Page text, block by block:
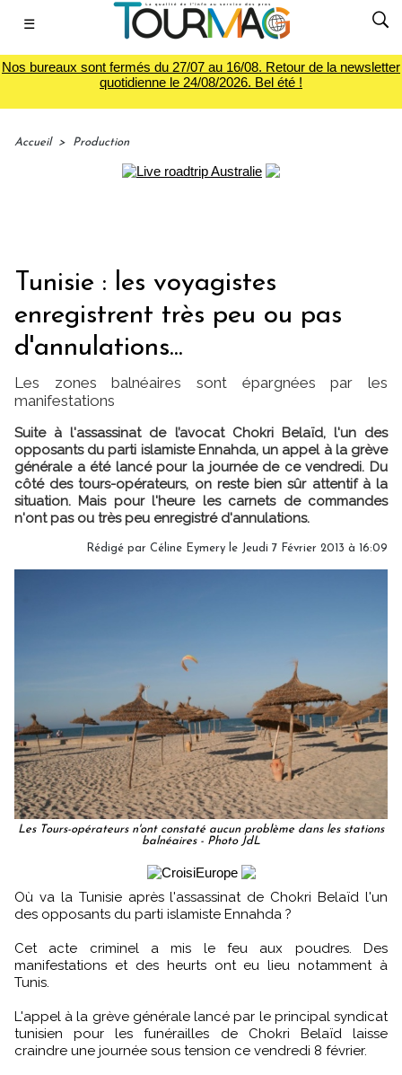
☰
Nos bureaux sont fermés du 27/07 au 16/08. Retour de la newsletter
quotidienne le 24/08/2026. Bel été !
Accueil > Production
Tunisie : les voyagistes
enregistrent très peu ou pas
d'annulations...
Les zones balnéaires sont épargnées par les
manifestations
Suite à l'assassinat de l’avocat Chokri Belaïd, l'un des
opposants du parti islamiste Ennahda, un appel à la grève
générale a été lancé pour la journée de ce vendredi. Du
côté des tours-opérateurs, on reste bien sûr attentif à la
situation. Mais pour l'heure les carnets de commandes
n'ont pas ou très peu enregistré d'annulations.
Rédigé par Céline Eymery le Jeudi 7 Février 2013 à 16:09
Les Tours-opérateurs n'ont constaté aucun problème dans les stations
balnéaires - Photo JdL
Où va la Tunisie après l'assassinat de Chokri Belaïd l'un
des opposants du parti islamiste Ennahda ?
Cet acte criminel a mis le feu aux poudres. Des
manifestations et des heurts ont eu lieu notamment à
Tunis.
L'appel à la grève générale lancé par le principal syndicat
tunisien pour les funérailles de Chokri Belaïd laisse
craindre une journée sous tension ce vendredi 8 février.